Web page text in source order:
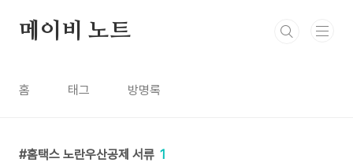
메이비 노트
홈 태그 방명록
홈택스 노란우산공제 서류 1